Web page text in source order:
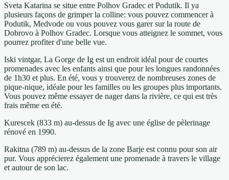
Sveta Katarina se situe entre Polhov Gradec et Podutik. Il ya
plusieurs façons de grimper la colline: vous pouvez commencer à
Podutik, Medvode ou vous pouvez vous garer sur la route de
Dobrovo à Polhov Gradec. Lorsque vous atteignez le sommet, vous
pourrez profiter d'une belle vue.
Iski vintgar, La Gorge de Ig est un endroit idéal pour de courtes
promenades avec les enfants ainsi que pour les longues randonnées
de 1h30 et plus. En été, vous y trouverez de nombreuses zones de
pique-nique, idéale pour les familles ou les groupes plus importants.
Vous pouvez même essayer de nager dans la rivière, ce qui est très
frais même en été.
Kurescek (833 m) au-dessus de Ig avec une église de pèlerinage
rénové en 1990.
Rakitna (789 m) au-dessus de la zone Barje est connu pour son air
pur. Vous apprécierez également une promenade à travers le village
et autour de son lac.